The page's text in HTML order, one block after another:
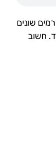
שונים
חשוב